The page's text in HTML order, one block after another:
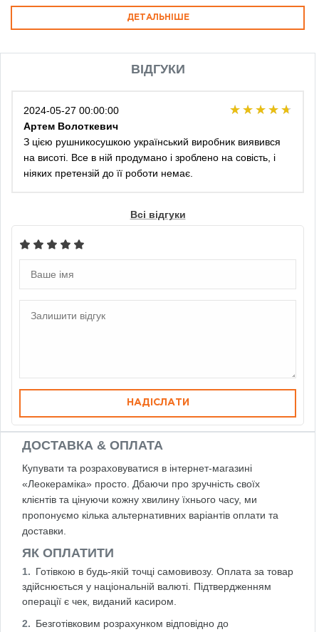
ДЕТАЛЬНІШЕ
ВІДГУКИ
2024-05-27 00:00:00
Артем Волоткевич
З цією рушникосушкою український виробник виявився
на висоті. Все в ній продумано і зроблено на совість, і
ніяких претензій до її роботи немає.
Всі відгуки
НАДІСЛАТИ
ДОСТАВКА & ОПЛАТА
Купувати та розраховуватися в інтернет-магазині
«Леокераміка» просто. Дбаючи про зручність своїх
клієнтів та цінуючи кожну хвилину їхнього часу, ми
пропонуємо кілька альтернативних варіантів оплати та
доставки.
ЯК ОПЛАТИТИ
Готівкою в будь-якій точці самовивозу. Оплата за товар
здійснюється у національній валюті. Підтвердженням
операції є чек, виданий касиром.
Безготівковим розрахунком відповідно до